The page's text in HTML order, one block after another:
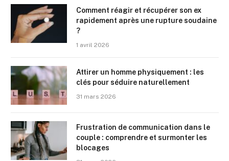
Comment réagir et récupérer son ex
rapidement après une rupture soudaine
?
1 avril 2026
Attirer un homme physiquement : les
clés pour séduire naturellement
31 mars 2026
Frustration de communication dans le
couple : comprendre et surmonter les
blocages